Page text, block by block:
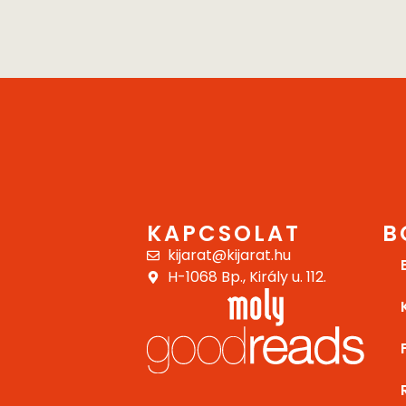
KAPCSOLAT
kijarat@kijarat.hu
H-1068 Bp., Király u. 112.